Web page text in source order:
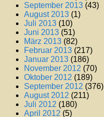
September 2013 (43)
August 2013 (1)
Juli 2013 (10)
Juni 2013 (51)
März 2013 (82)
Februar 2013 (217)
Januar 2013 (186)
November 2012 (70)
Oktober 2012 (189)
September 2012 (376)
August 2012 (211)
Juli 2012 (180)
April 2012 (5)